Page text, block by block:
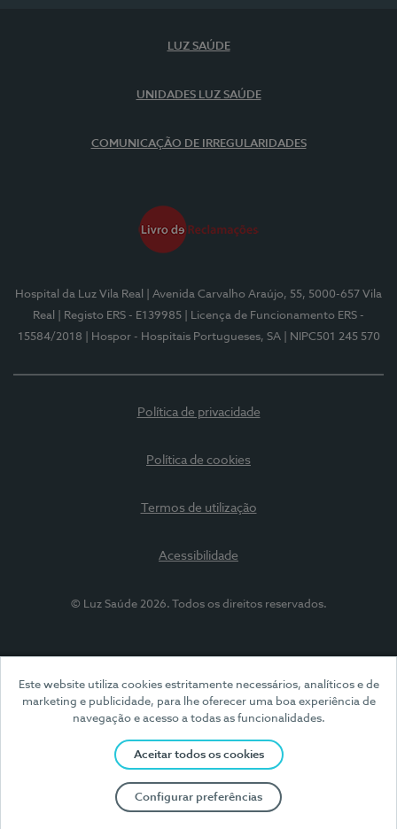
Este website utiliza cookies estritamente necessários, analíticos e de
marketing e publicidade, para lhe oferecer uma boa experiência de
navegação e acesso a todas as funcionalidades.
Aceitar todos os cookies
Configurar preferências
LUZ SAÚDE
UNIDADES LUZ SAÚDE
COMUNICAÇÃO DE IRREGULARIDADES
Hospital da Luz Vila Real
| Avenida Carvalho Araújo, 55, 5000-657 Vila
Real
| Registo ERS - E139985
| Licença de Funcionamento ERS -
15584/2018
| Hospor - Hospitais Portugueses, SA | NIPC501 245 570
Política de privacidade
Política de cookies
Termos de utilização
Acessibilidade
© Luz Saúde 2026. Todos os direitos reservados.